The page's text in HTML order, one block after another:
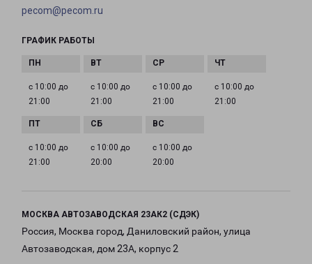
pecom@pecom.ru
ГРАФИК РАБОТЫ
с 10:00 до
21:00
с 10:00 до
21:00
с 10:00 до
21:00
с 10:00 до
21:00
с 10:00 до
21:00
с 10:00 до
20:00
с 10:00 до
20:00
МОСКВА АВТОЗАВОДСКАЯ 23АК2 (СДЭК)
Россия, Москва город, Даниловский район, улица
Автозаводская, дом 23А, корпус 2